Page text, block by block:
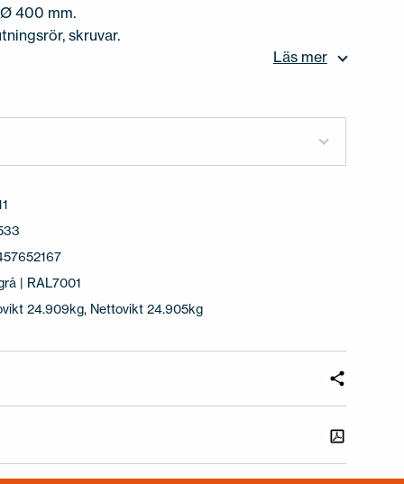
400 mm.
skruvar.
Läs mer
| RAL7001
24.909kg, Nettovikt 24.905kg